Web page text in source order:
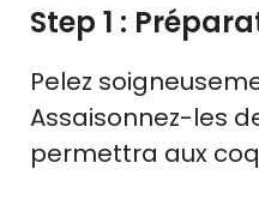
Step 1 :
Pelez
Assaisonnez-les
permettra aux